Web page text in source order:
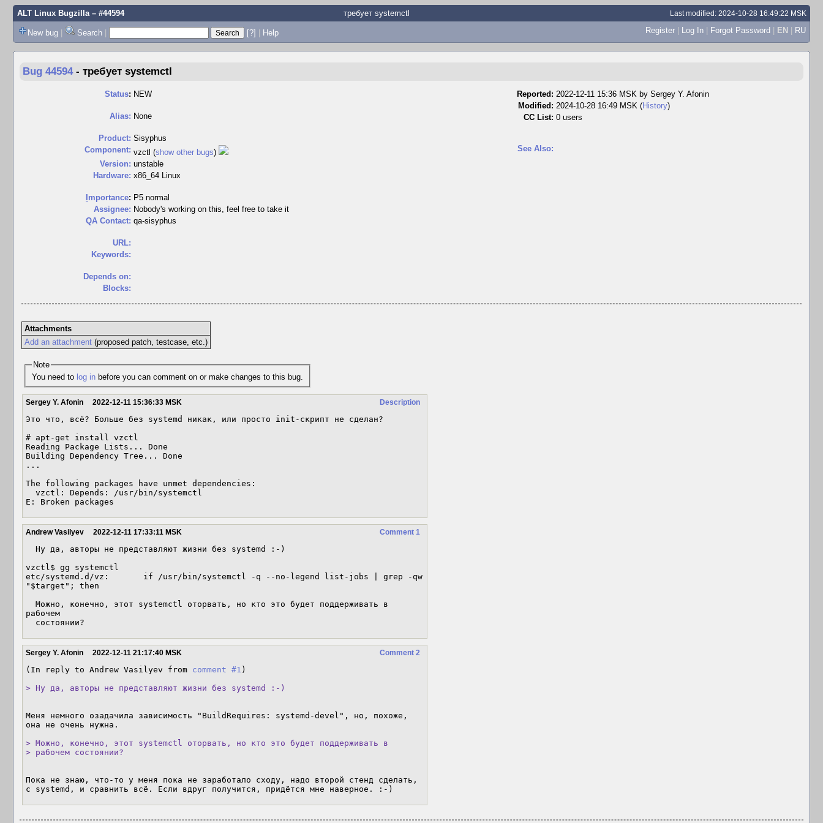
ALT Linux Bugzilla– #44594 требует systemctl Last modified: 2024-10-28 16:49:22 MSK
New bug | Search | [?] | Help Register | Log In | Forgot Password | EN | RU
Bug 44594 - требует systemctl
Status: NEW
Alias: None
Product: Sisyphus
Component: vzctl (show other bugs)
Version: unstable
Hardware: x86_64 Linux
mportance: P5 normal
Assignee: Nobody's working on this, feel free to take it
QA Contact: qa-sisyphus
URL:
Keywords:
Depends on:
Blocks:
Reported: 2022-12-11 15:36 MSK by Sergey Y. Afonin
Modified: 2024-10-28 16:49 MSK (History)
CC List: 0 users
See Also:
Attachments
Add an attachment(proposed patch, testcase, etc.)
Note
You need to log in before you can comment on or make changes to this bug.
Description
Sergey Y. Afonin 2022-12-11 15:36:33 MSK
Это что, всё? Больше без systemd никак, или просто init-скрипт не сделан?
# apt-get install vzctl
Reading Package Lists... Done
Building Dependency Tree... Done
...
The following packages have unmet dependencies:
E: Broken packages
Comment 1
Andrew Vasilyev 2022-12-11 17:33:11 MSK
vzctl$ gg systemctl
etc/systemd.d/vz:       if /usr/bin/systemctl -q --no-legend list-jobs | grep -qw
"$target"; then
рабочем
  состоянии?
Comment 2
Sergey Y. Afonin 2022-12-11 21:17:40 MSK
(In reply to Andrew Vasilyev from comment #1 )
> Ну да, авторы не представляют жизни без systemd :-)
Меня немного озадачила зависимость "BuildRequires: systemd-devel", но, похоже,
она не очень нужна.
> Можно, конечно, этот systemctl оторвать, но кто это будет поддерживать в
> рабочем состоянии?
Пока не знаю, что-то у меня пока не заработало сходу, надо второй стенд сделать,
с systemd, и сравнить всё. Если вдруг получится, придётся мне наверное. :-)